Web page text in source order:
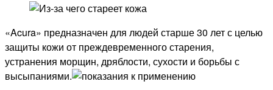
«Acura» предназначен для людей старше 30 лет с целью
защиты кожи от преждевременного старения,
устранения морщин, дряблости, сухости и борьбы с
высыпаниями.